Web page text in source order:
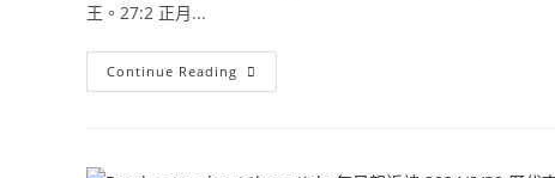
王。27:2 正月...
Continue Reading